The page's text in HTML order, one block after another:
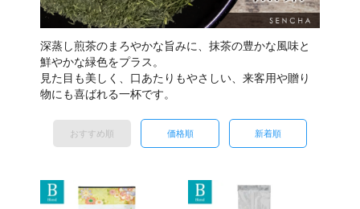
深蒸し煎茶のまろやかな旨みに、抹茶の豊かな風味と
鮮やかな緑色をプラス。
見た目も美しく、口あたりもやさしい、来客用や贈り
物にも喜ばれる一杯です。
おすすめ順 価格順 新着順